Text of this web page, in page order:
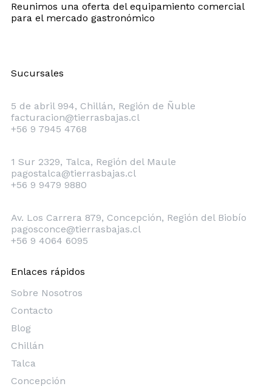
Reunimos una oferta del equipamiento comercial
para el mercado gastronómico
Sucursales
5 de abril 994, Chillán, Región de Ñuble
facturacion@tierrasbajas.cl
+56 9 7945 4768
1 Sur 2329, Talca, Región del Maule
pagostalca@tierrasbajas.cl
+56 9 9479 9880
Av. Los Carrera 879, Concepción, Región del Biobío
pagosconce@tierrasbajas.cl
+56 9 4064 6095
Enlaces rápidos
Sobre Nosotros
Contacto
Blog
Chillán
Talca
Concepción